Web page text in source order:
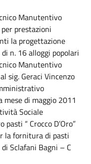
Manutentivo
prestazioni
la progettazione
n. 16 alloggi popolari
Manutentivo
sig. Geraci Vincenzo
mese di maggio 2011
Sociale
“ Crocco D’Oro”
la fornitura di pasti
Sclafani Bagni – C